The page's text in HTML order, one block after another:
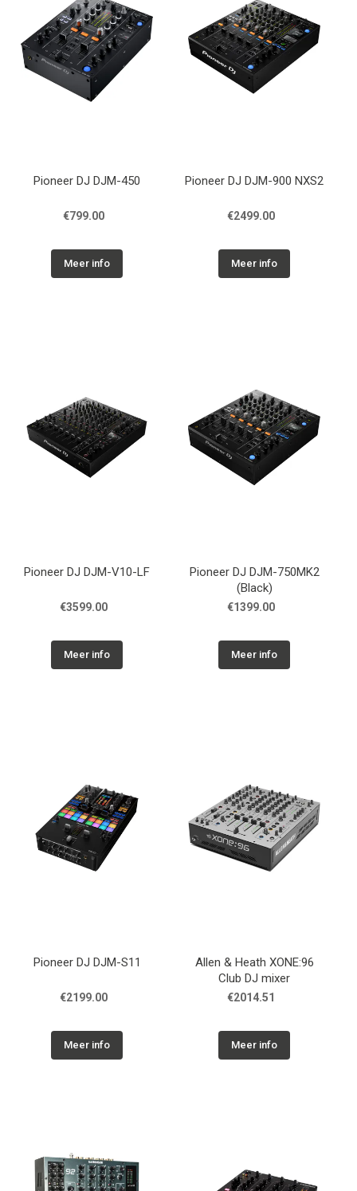
Pioneer DJ DJM-450
€799.00
Meer info
Pioneer DJ DJM-900 NXS2
€2499.00
Meer info
Pioneer DJ DJM-V10-LF
€3599.00
Meer info
Pioneer DJ DJM-750MK2
(Black)
€1399.00
Meer info
Pioneer DJ DJM-S11
€2199.00
Meer info
Allen & Heath XONE:96
Club DJ mixer
€2014.51
Meer info